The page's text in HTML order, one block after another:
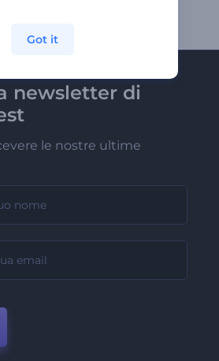
newsletter di
le nostre ultime
Got it